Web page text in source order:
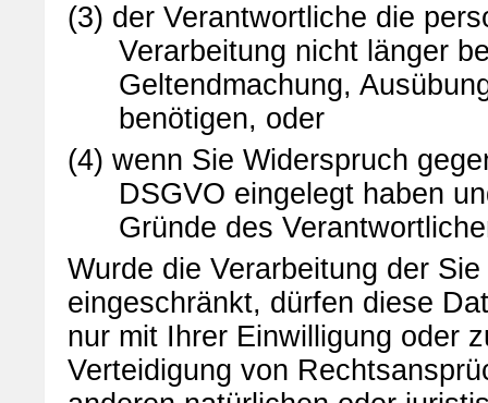
(3) der Verantwortliche die
Verarbeitung nicht länger
Geltendmachung,
benötigen, oder
(4) wenn Sie Widerspruch
DSGVO eingelegt haben
Gründe des
Wurde die Verarbeitung der
eingeschränkt, dürfen diese
nur mit Ihrer Einwilligung oder
Verteidigung von